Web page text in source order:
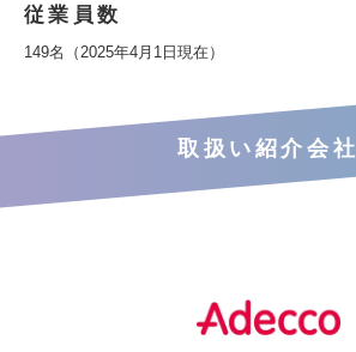
従業員数
149名（2025年4月1日現在）
取扱い紹介会社